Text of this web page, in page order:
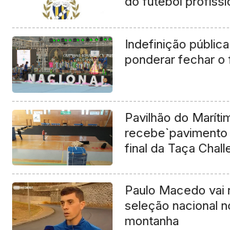
Indefinição
ponderar fechar o
Pavilhão do
recebe`pavimento
final da Taça
Paulo Macedo vai
seleção nacional
montanha